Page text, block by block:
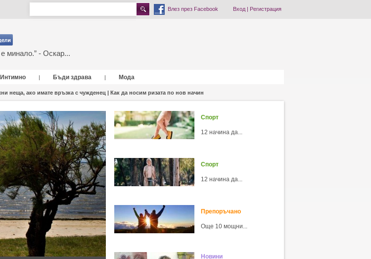
Влез през Facebook Вход| Регистрация
минало.” - Оскар...
Интимно | Бъди здрава | Мода
неща, ако имате връзка с чужденец | Как да носим ризата по нов начин
Спорт
12 начина да...
Спорт
12 начина да...
Препоръчано
Още 10 мощни...
Новини